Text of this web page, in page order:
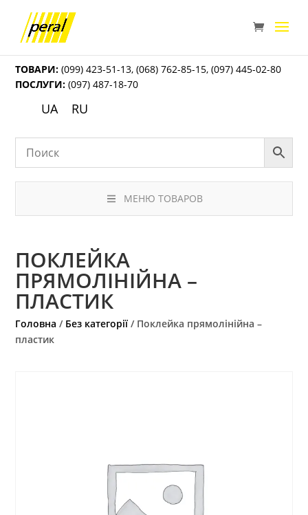
ТОВАРИ: (099) 423-51-13,(068) 762-85-15,(097) 445-02-80
ПОСЛУГИ: (097) 487-18-70
UA RU
МЕНЮ ТОВАРОВ
ПОКЛЕЙКА
ПРЯМОЛІНІЙНА –
ПЛАСТИК
Головна / Без категорії / Поклейка прямолінійна –
пластик